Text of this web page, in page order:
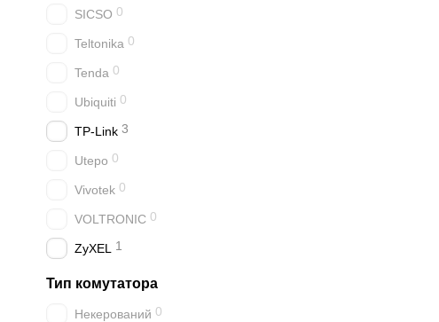
SICSO 0
Teltonika 0
Tenda 0
Ubiquiti 0
TP-Link 3
Utepo 0
Vivotek 0
VOLTRONIC 0
ZyXEL 1
Тип комутатора
Некерований 0